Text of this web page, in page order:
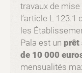
travaux de
l’article L
les
Pala est un prêt
de 10 000
mensualités